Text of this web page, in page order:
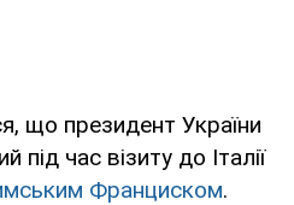
що президент України
час візиту до Італії
Франциском.